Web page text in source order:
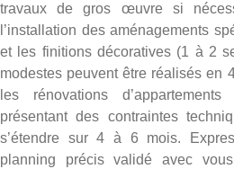
travaux de gros œuvre si
l’installation des aménagements
et les finitions décoratives (1 à 2
modestes peuvent être réalisés en
les rénovations
présentant des contraintes
s’étendre sur 4 à 6 mois.
planning précis validé avec